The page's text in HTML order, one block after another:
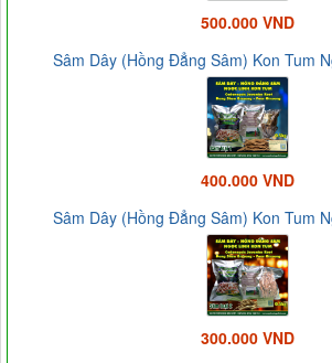
500.000 VND
Sâm Dây (Hồng Đẳng Sâm) Kon Tum
400.000 VND
Sâm Dây (Hồng Đẳng Sâm) Kon Tum
300.000 VND